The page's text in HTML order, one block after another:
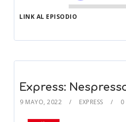
LINK AL EPISODIO
Express:
9 MAYO, 2022 EXPRESS 0